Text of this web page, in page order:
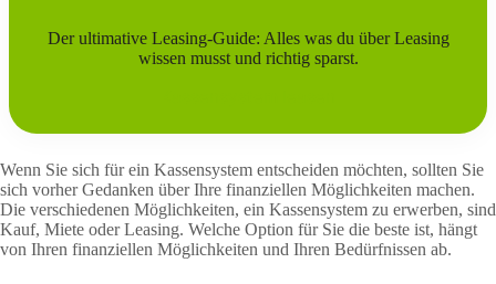
Der ultimative Leasing-Guide: Alles was du über Leasing
wissen musst und richtig sparst.
Wenn Sie sich für ein Kassensystem entscheiden möchten, sollten Sie
sich vorher Gedanken über Ihre finanziellen Möglichkeiten machen.
Die verschiedenen Möglichkeiten, ein Kassensystem zu erwerben, sind
Kauf, Miete oder Leasing. Welche Option für Sie die beste ist, hängt
von Ihren finanziellen Möglichkeiten und Ihren Bedürfnissen ab.